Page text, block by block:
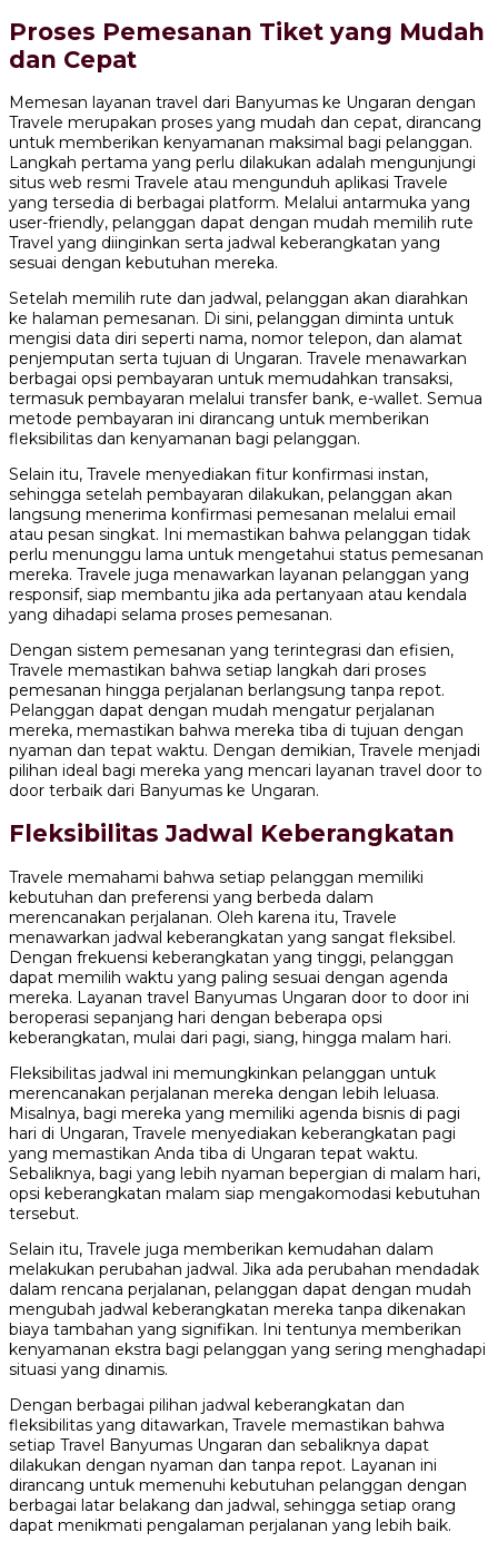
Proses Pemesanan Tiket yang Mudah
dan Cepat
Memesan layanan travel dari Banyumas ke Ungaran dengan
Travele merupakan proses yang mudah dan cepat, dirancang
untuk memberikan kenyamanan maksimal bagi pelanggan.
Langkah pertama yang perlu dilakukan adalah mengunjungi
situs web resmi Travele atau mengunduh aplikasi Travele
yang tersedia di berbagai platform. Melalui antarmuka yang
user-friendly, pelanggan dapat dengan mudah memilih rute
Travel yang diinginkan serta jadwal keberangkatan yang
sesuai dengan kebutuhan mereka.
Setelah memilih rute dan jadwal, pelanggan akan diarahkan
ke halaman pemesanan. Di sini, pelanggan diminta untuk
mengisi data diri seperti nama, nomor telepon, dan alamat
penjemputan serta tujuan di Ungaran. Travele menawarkan
berbagai opsi pembayaran untuk memudahkan transaksi,
termasuk pembayaran melalui transfer bank, e-wallet. Semua
metode pembayaran ini dirancang untuk memberikan
fleksibilitas dan kenyamanan bagi pelanggan.
Selain itu, Travele menyediakan fitur konfirmasi instan,
sehingga setelah pembayaran dilakukan, pelanggan akan
langsung menerima konfirmasi pemesanan melalui email
atau pesan singkat. Ini memastikan bahwa pelanggan tidak
perlu menunggu lama untuk mengetahui status pemesanan
mereka. Travele juga menawarkan layanan pelanggan yang
responsif, siap membantu jika ada pertanyaan atau kendala
yang dihadapi selama proses pemesanan.
Dengan sistem pemesanan yang terintegrasi dan efisien,
Travele memastikan bahwa setiap langkah dari proses
pemesanan hingga perjalanan berlangsung tanpa repot.
Pelanggan dapat dengan mudah mengatur perjalanan
mereka, memastikan bahwa mereka tiba di tujuan dengan
nyaman dan tepat waktu. Dengan demikian, Travele menjadi
pilihan ideal bagi mereka yang mencari layanan travel door to
door terbaik dari Banyumas ke Ungaran.
Fleksibilitas Jadwal Keberangkatan
Travele memahami bahwa setiap pelanggan memiliki
kebutuhan dan preferensi yang berbeda dalam
merencanakan perjalanan. Oleh karena itu, Travele
menawarkan jadwal keberangkatan yang sangat fleksibel.
Dengan frekuensi keberangkatan yang tinggi, pelanggan
dapat memilih waktu yang paling sesuai dengan agenda
mereka. Layanan travel Banyumas Ungaran door to door ini
beroperasi sepanjang hari dengan beberapa opsi
keberangkatan, mulai dari pagi, siang, hingga malam hari.
Fleksibilitas jadwal ini memungkinkan pelanggan untuk
merencanakan perjalanan mereka dengan lebih leluasa.
Misalnya, bagi mereka yang memiliki agenda bisnis di pagi
hari di Ungaran, Travele menyediakan keberangkatan pagi
yang memastikan Anda tiba di Ungaran tepat waktu.
Sebaliknya, bagi yang lebih nyaman bepergian di malam hari,
opsi keberangkatan malam siap mengakomodasi kebutuhan
tersebut.
Selain itu, Travele juga memberikan kemudahan dalam
melakukan perubahan jadwal. Jika ada perubahan mendadak
dalam rencana perjalanan, pelanggan dapat dengan mudah
mengubah jadwal keberangkatan mereka tanpa dikenakan
biaya tambahan yang signifikan. Ini tentunya memberikan
kenyamanan ekstra bagi pelanggan yang sering menghadapi
situasi yang dinamis.
Dengan berbagai pilihan jadwal keberangkatan dan
fleksibilitas yang ditawarkan, Travele memastikan bahwa
setiap Travel Banyumas Ungaran dan sebaliknya dapat
dilakukan dengan nyaman dan tanpa repot. Layanan ini
dirancang untuk memenuhi kebutuhan pelanggan dengan
berbagai latar belakang dan jadwal, sehingga setiap orang
dapat menikmati pengalaman perjalanan yang lebih baik.